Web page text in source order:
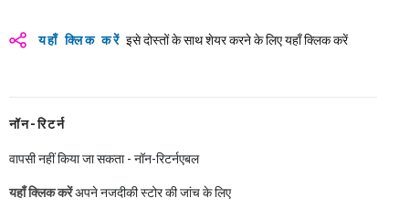
यहाँ क्लिक करें इसे दोस्तों के साथ शेयर करने के लिए यहाँ क्लिक करें
नॉन-रिटर्न
वापसी नहीं किया जा सकता - नॉन-रिटर्नएबल
यहाँ क्लिक करेंअपने नजदीकी स्टोर की जांच के लिए